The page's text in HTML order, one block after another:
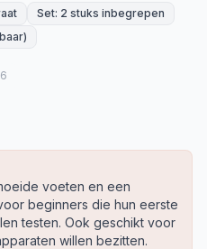
Set: 2 stuks inbegrepen
voeten en een
beginners die hun eerste
testen. Ook geschikt voor
willen bezitten.